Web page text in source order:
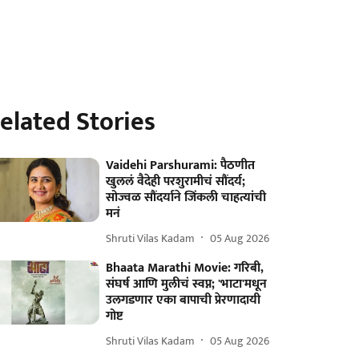
Stories
Vaidehi Parshurami: पैठणीत
खुललं वैदेही परशुरामीचं सौंदर्य;
सोज्वळ सौंदर्याने जिंकली चाहत्यांची
मनं
Shruti Vilas Kadam 05 Aug 2026
Bhaata Marathi Movie: गरिबी,
संघर्ष आणि मुलीचं स्वप्न; 'भाटा'मधून
उलगडणार एका बापाची प्रेरणादायी
गोष्ट
Shruti Vilas Kadam 05 Aug 2026